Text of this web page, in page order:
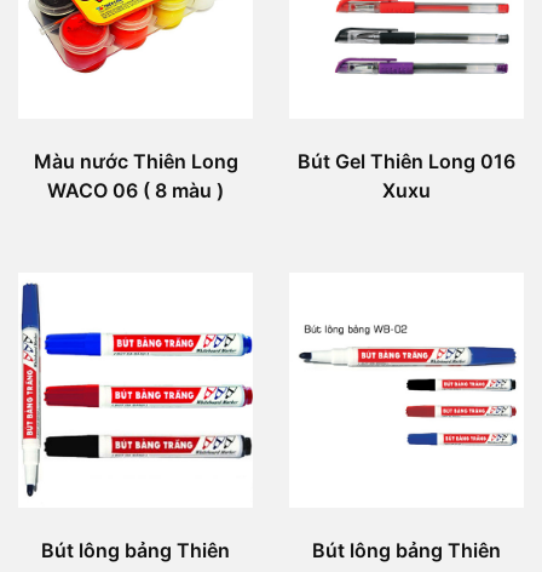
Màu nước Thiên Long
WACO 06 ( 8 màu )
Bút Gel Thiên Long 016
Xuxu
Bút lông bảng Thiên
Bút lông bảng Thiên